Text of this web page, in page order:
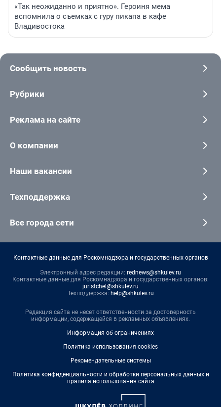
«Так неожиданно и приятно». Героиня мема
вспомнила о съемках с гуру пикапа в кафе
Владивостока
Сообщить новость
Рубрики
Реклама на сайте
О компании
Наши вакансии
Техподдержка
Все города сети
Контактные данные для Роскомнадзора и государственных органов
Электронный адрес редакции: rednews@shkulev.ru
Контактные данные для Роскомнадзора и государственных органов:
juristchel@shkulev.ru
Техподдержка: help@shkulev.ru
Редакция сайта не несет ответственности за достоверность
информации, содержащейся в рекламных объявлениях.
Информация об ограничениях
Политика использования cookies
Рекомендательные системы
Политика конфиденциальности и обработки персональных данных и
правила использования сайта